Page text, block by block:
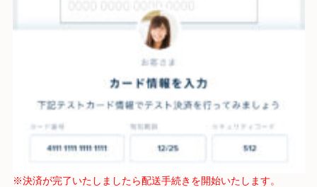
※決済が完了いたしましたら配送手続きを開始いたします。